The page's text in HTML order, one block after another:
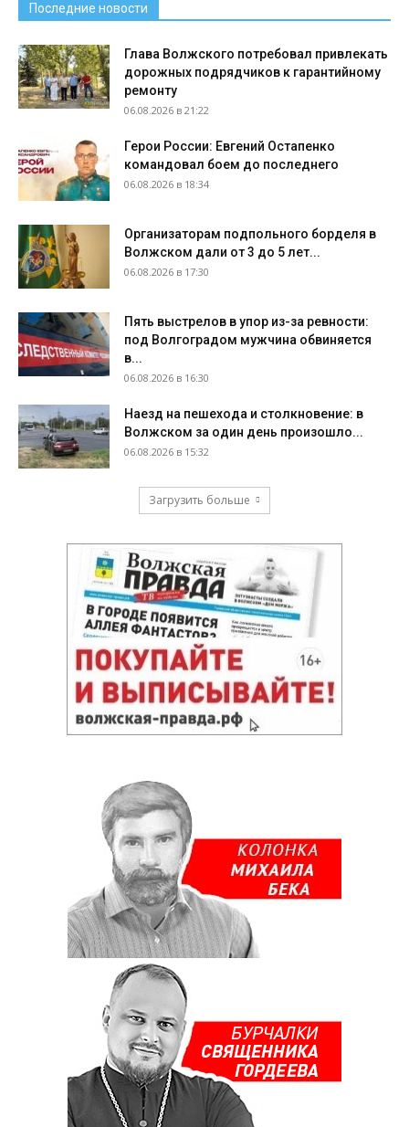
Последние новости
Глава Волжского потребовал привлекать
дорожных подрядчиков к гарантийному
ремонту
06.08.2026 в 21:22
Герои России: Евгений Остапенко
командовал боем до последнего
06.08.2026 в 18:34
Организаторам подпольного борделя в
Волжском дали от 3 до 5 лет...
06.08.2026 в 17:30
Пять выстрелов в упор из-за ревности:
под Волгоградом мужчина обвиняется
в...
06.08.2026 в 16:30
Наезд на пешехода и столкновение: в
Волжском за один день произошло...
06.08.2026 в 15:32
Загрузить больше